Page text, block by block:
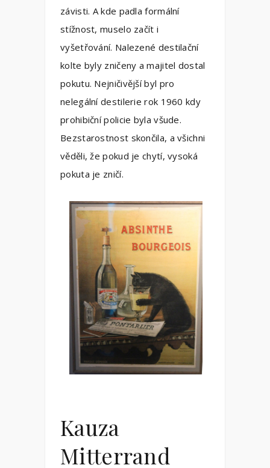
závisti. A kde padla formální
stížnost, muselo začít i
vyšetřování. Nalezené destilační
kolte byly zničeny a majitel dostal
pokutu. Nejničivější byl pro
nelegální destilerie rok 1960 kdy
prohibiční policie byla všude.
Bezstarostnost skončila, a všichni
věděli, že pokud je chytí, vysoká
pokuta je zničí.
Kauza
Mitterrand